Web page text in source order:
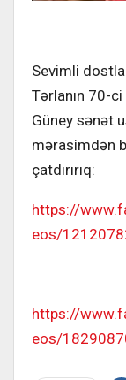
Sevimli
Tərlanın 70-
Güney sənət
mərasimdən
çatdırırıq:
https://
eos/
https://
eos/